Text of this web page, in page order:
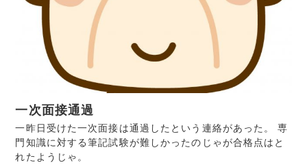
一次面接通過
一昨日受けた一次面接は通過したという連絡があった。 専
門知識に対する筆記試験が難しかったのじゃが合格点はと
れたようじゃ。